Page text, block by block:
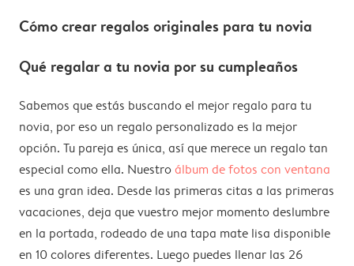
Cómo crear regalos originales para tu novia
Qué regalar a tu novia por su cumpleaños
Sabemos que estás buscando el mejor regalo para tu
novia, por eso un regalo personalizado es la mejor
opción. Tu pareja es única, así que merece un regalo tan
especial como ella. Nuestroálbum de fotos con ventana
es una gran idea. Desde las primeras citas a las primeras
vacaciones, deja que vuestro mejor momento deslumbre
en la portada, rodeado de una tapa mate lisa disponible
en 10 colores diferentes. Luego puedes llenar las 26